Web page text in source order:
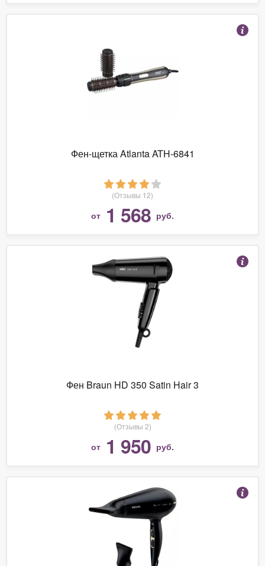
Фен-щетка Atlanta ATH-6841
(Отзывы 12)
от 1 568 руб.
Фен Braun HD 350 Satin Hair 3
(Отзывы 2)
от 1 950 руб.